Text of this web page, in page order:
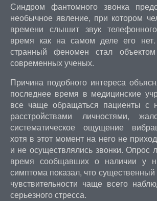
Синдром фантомного звонка
необычное явление, при котором
времени слышит звук
время как на самом деле его
странный феномен стал объектом
современных ученых.
Причина подобного интереса
последнее время в медицинские
все чаще обращаться пациенты с
расстройствами личностями,
систематическое ощущение
хотя в этот момент на него не
и не осуществлялись звонки. Опрос
время сообщавших о наличии у
симптома показал, что существенный
чувствительности чаще всего
серьезного стресса.